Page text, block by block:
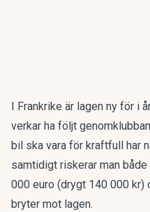
I Frankrike är lagen ny för i
verkar ha följt
bil ska vara för kraftfull har
samtidigt riskerar man
000 euro (drygt 140 000 kr)
bryter mot lagen.